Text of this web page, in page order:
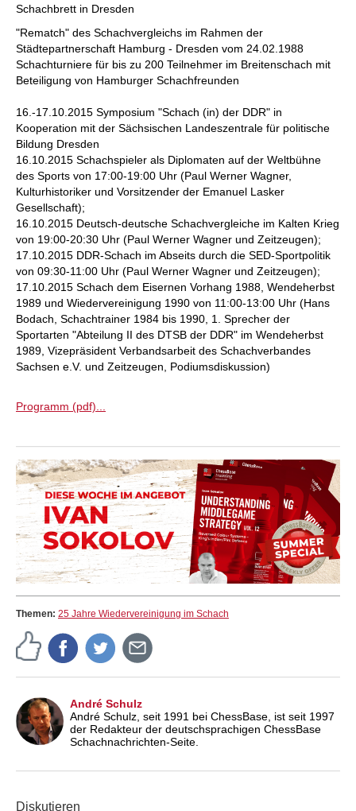
Schachbrett in Dresden
"Rematch" des Schachvergleichs im Rahmen der
Städtepartnerschaft Hamburg - Dresden vom 24.02.1988
Schachturniere für bis zu 200 Teilnehmer im Breitenschach mit
Beteiligung von Hamburger Schachfreunden
16.-17.10.2015 Symposium "Schach (in) der DDR" in
Kooperation mit der Sächsischen Landeszentrale für politische
Bildung Dresden
16.10.2015 Schachspieler als Diplomaten auf der Weltbühne
des Sports von 17:00-19:00 Uhr (Paul Werner Wagner,
Kulturhistoriker und Vorsitzender der Emanuel Lasker
Gesellschaft);
16.10.2015 Deutsch-deutsche Schachvergleiche im Kalten Krieg
von 19:00-20:30 Uhr (Paul Werner Wagner und Zeitzeugen);
17.10.2015 DDR-Schach im Abseits durch die SED-Sportpolitik
von 09:30-11:00 Uhr (Paul Werner Wagner und Zeitzeugen);
17.10.2015 Schach dem Eisernen Vorhang 1988, Wendeherbst
1989 und Wiedervereinigung 1990 von 11:00-13:00 Uhr (Hans
Bodach, Schachtrainer 1984 bis 1990, 1. Sprecher der
Sportarten "Abteilung II des DTSB der DDR" im Wendeherbst
1989, Vizepräsident Verbandsarbeit des Schachverbandes
Sachsen e.V. und Zeitzeugen, Podiumsdiskussion)
Programm (pdf)...
Themen: 25 Jahre Wiedervereinigung im Schach
André Schulz
André Schulz, seit 1991 bei ChessBase, ist seit 1997
der Redakteur der deutschsprachigen ChessBase
Schachnachrichten-Seite.
Diskutieren